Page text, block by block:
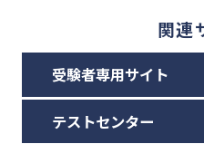
関連
受験者専用サイト
テストセンター